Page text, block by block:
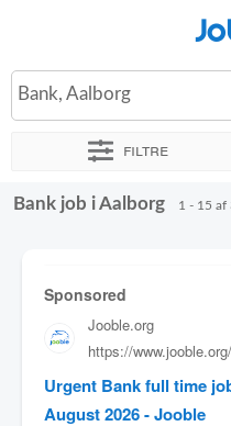
Bank, Aalborg
Filtre
Sorter efter Præcist sted
Bank job i Aalborg 1 - 15 af